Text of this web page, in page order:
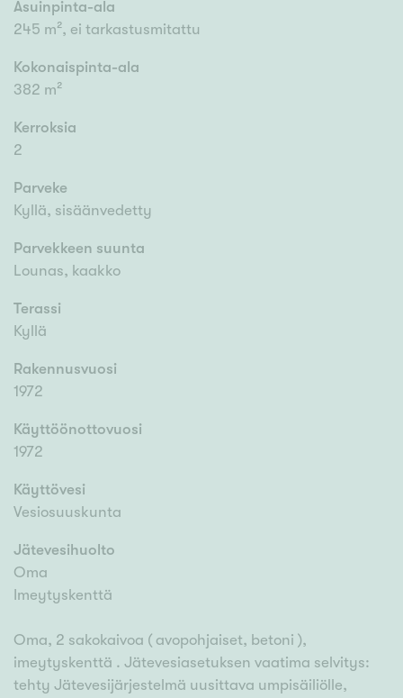
Asuinpinta-ala
245 m², ei tarkastusmitattu
Kokonaispinta-ala
382 m²
Kerroksia
2
Parveke
Kyllä, sisäänvedetty
Parvekkeen suunta
Lounas, kaakko
Terassi
Kyllä
Rakennusvuosi
1972
Käyttöönottovuosi
1972
Käyttövesi
Vesiosuuskunta
Jätevesihuolto
Oma
Imeytyskenttä
Oma, 2 sakokaivoa ( avopohjaiset, betoni ),
imeytyskenttä . Jätevesiasetuksen vaatima selvitys:
tehty Jätevesijärjestelmä uusittava umpisäiliölle,